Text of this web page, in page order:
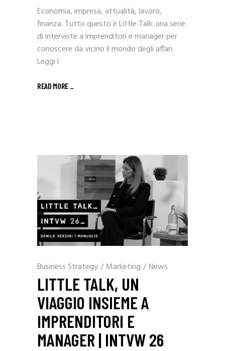
Economia, impresa, attualità, lavoro,
finanza. Tutto questo è Little Talk: una serie
di interviste a imprenditori e manager per
conoscere da vicino il mondo degli affari.
Leggi l
READ MORE _
Business Strategy/ Marketing /News
LITTLE TALK, UN
VIAGGIO INSIEME A
IMPRENDITORI E
MANAGER | INTVW 26